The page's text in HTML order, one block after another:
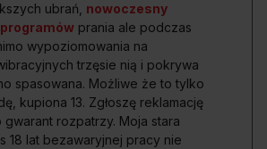
Bawełna
do prania średnio lub mocno zabrudzonych
koszulek, ręczników i pościeli.
mogę ustawić pranie,
w wyznaczonym
w tej pralce mogę
ubrań, nowoczesny
programówprania ale podczas
wypoziomowania na
trzęsie nią i pokrywa
spasowana. Możliwe że to tylko
kupiona 13. Zgłoszę reklamację
rozpatrzy. Moja stara
18 lat bezawaryjnej pracy nie